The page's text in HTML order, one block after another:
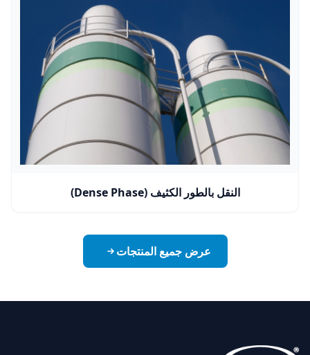
النقل بالطور الكثيف (Dense Phase)
عرض جميع المنتجات